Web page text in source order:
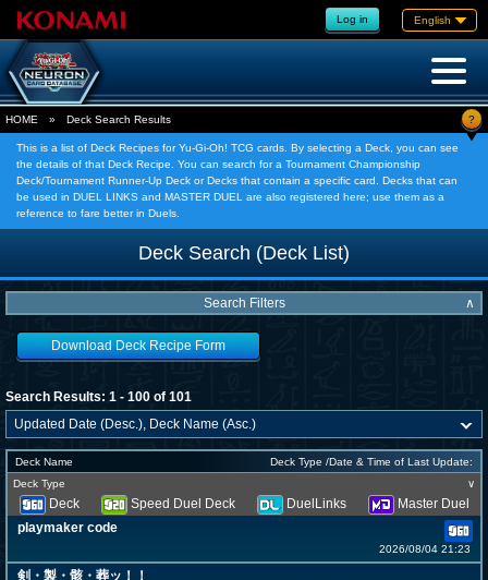
Log in English
HOME » Deck Search Results ?
This is a list of Deck Recipes for Yu-Gi-Oh! TCG cards. By selecting a Deck, you can see
the details of that Deck Recipe. You can search for a Tournament Championship
Deck/Tournament Runner-Up Deck or Decks that contain a specific card. Decks that can
be used in DUEL LINKS and MASTER DUEL are also registered here; use them as a
reference to fare better in Duels.
Deck Search (Deck List)
Search Filters ∧
Download Deck Recipe Form
Search Results: 1 - 100 of 101
Deck Name
Deck Type /Date & Time of Last Update:
Deck Type
∨
Deck Speed Duel Deck DuelLinks
Master Duel
playmaker code
2026/08/04 21:23
剣・製・骸・葬ッ！！